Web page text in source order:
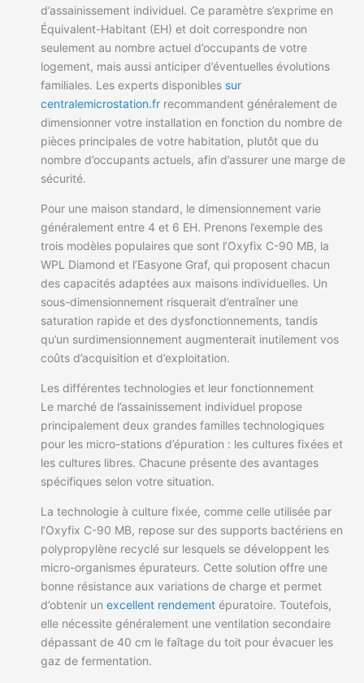
d’assainissement individuel. Ce paramètre s’exprime en
Équivalent-Habitant (EH) et doit correspondre non
seulement au nombre actuel d’occupants de votre
logement, mais aussi anticiper d’éventuelles évolutions
familiales. Les experts disponibles sur
centralemicrostation.fr recommandent généralement de
dimensionner votre installation en fonction du nombre de
pièces principales de votre habitation, plutôt que du
nombre d’occupants actuels, afin d’assurer une marge de
sécurité.
Pour une maison standard, le dimensionnement varie
généralement entre 4 et 6 EH. Prenons l’exemple des
trois modèles populaires que sont l’Oxyfix C-90 MB, la
WPL Diamond et l’Easyone Graf, qui proposent chacun
des capacités adaptées aux maisons individuelles. Un
sous-dimensionnement risquerait d’entraîner une
saturation rapide et des dysfonctionnements, tandis
qu’un surdimensionnement augmenterait inutilement vos
coûts d’acquisition et d’exploitation.
Les différentes technologies et leur fonctionnement
Le marché de l’assainissement individuel propose
principalement deux grandes familles technologiques
pour les micro-stations d’épuration : les cultures fixées et
les cultures libres. Chacune présente des avantages
spécifiques selon votre situation.
La technologie à culture fixée, comme celle utilisée par
l’Oxyfix C-90 MB, repose sur des supports bactériens en
polypropylène recyclé sur lesquels se développent les
micro-organismes épurateurs. Cette solution offre une
bonne résistance aux variations de charge et permet
d’obtenir un excellent rendement épuratoire. Toutefois,
elle nécessite généralement une ventilation secondaire
dépassant de 40 cm le faîtage du toit pour évacuer les
gaz de fermentation.